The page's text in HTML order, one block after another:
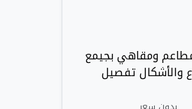
ومقاهي بجيمع
والأشكال تفصيل